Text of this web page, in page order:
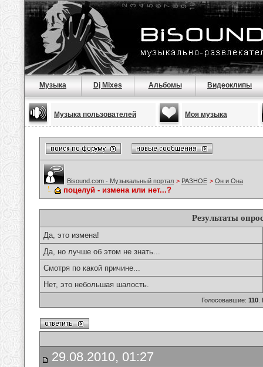
Музыка Dj Mixes Альбомы Видеоклипы
Музыка пользователей Моя музыка
Bisound.com - Музыкальный портал > РАЗНОЕ > Он и Она
поцелуй - измена или нет...?
Результаты
Да, это измена!
Да, но лучше об этом не знать...
Смотря по какой причине...
Нет, это небольшая шалость.
Голосовавшие: 110
29.08.2010, 01:27